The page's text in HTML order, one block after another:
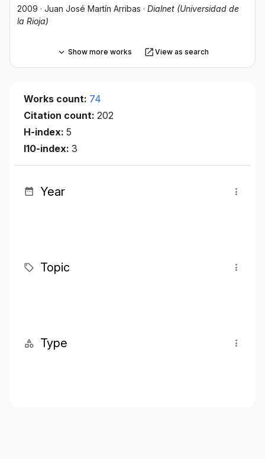
2009 · Juan José Martín Arribas · Dialnet (Universidad de
la Rioja)
Show more works View as search
Works count: 74
Citation count: 202
H-index: 5
I10-index: 3
Year
Topic
Type